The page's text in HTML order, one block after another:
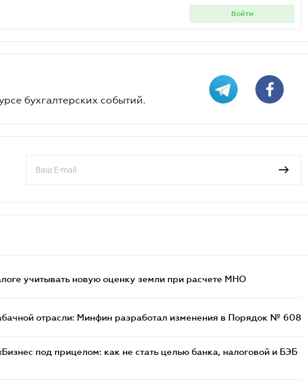
войти
бухгалтерских событий.
учитывать новую оценку земли при расчете МНО
отрасли: Минфин разработал изменения в Порядок № 608
под прицелом: как не стать целью банка, налоговой и БЭБ